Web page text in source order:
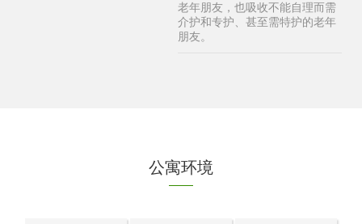
老年朋友，也吸收不能自理而需
介护和专护、甚至需特护的老年
朋友。
公寓环境